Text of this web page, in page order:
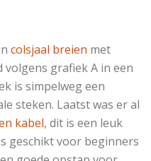
colsjaal breien met
grafiek A in een
is simpelweg een
steken. Laatst was er al
kabel, dit is een leuk
geschikt voor beginners